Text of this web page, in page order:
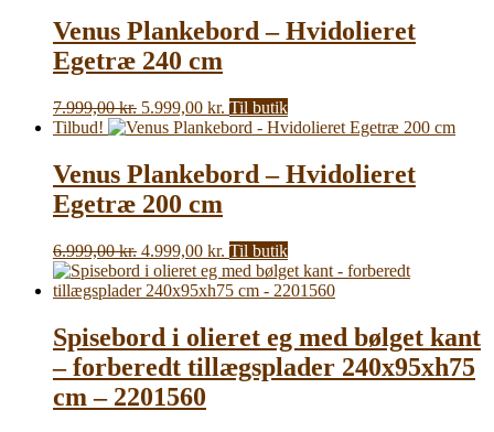
Venus Plankebord – Hvidolieret
Egetræ 240 cm
7.999,00kr. Den
oprindelige
var:
7.999,00 kr..
5.999,00 kr. Den
aktuelle
5.999,00 kr..
Til butik
Tilbud!
Venus Plankebord – Hvidolieret
Egetræ 200 cm
6.999,00kr. Den
oprindelige
pris
6.999,00 kr..
4.999,00 kr. Den
aktuelle
pris
4.999,00 kr..
Til butik
Spisebord i olieret eg med bølget kant
– forberedt tillægsplader 240x95xh75
cm – 2201560